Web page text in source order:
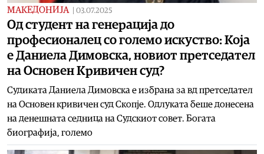
МАКЕДОНИЈА 03.07.2025
Од студент на генерација до
професионалец со големо искуство: Која
е Даниела Димовска, новиот претседател
на Основен Кривичен суд?
Судиката Даниела Димовска е избрана за вд претседател
на Основен кривичен суд Скопје. Одлуката беше донесена
на денешната седница на Судскиот совет. Богата
биографија, големо